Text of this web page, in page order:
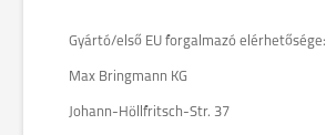
Gyártó/első EU forgalmazó elérhetősége:
Max Bringmann KG
Johann-Höllfritsch-Str. 37